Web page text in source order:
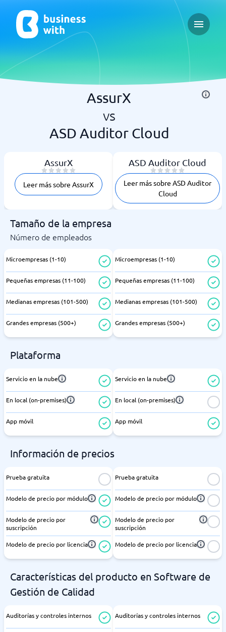
Open
AssurX
vs
ASD Auditor Cloud
AssurX
Leer más sobre AssurX
ASD Auditor Cloud
Leer más sobre ASD Auditor
Cloud
Tamaño de la empresa
Número de empleados
Microempresas (1-10)
Pequeñas empresas (11-100)
Medianas empresas (101-500)
Grandes empresas (500+)
Microempresas (1-10)
Pequeñas empresas (11-100)
Medianas empresas (101-500)
Grandes empresas (500+)
Plataforma
Servicio en la nube
En local (on-premises)
App móvil
Servicio en la nube
En local (on-premises)
App móvil
Información de precios
Prueba gratuita
Modelo de precio por módulo
Modelo de precio por
suscripción
Modelo de precio por licencia
Prueba gratuita
Modelo de precio por módulo
Modelo de precio por
suscripción
Modelo de precio por licencia
Características del producto en Software de
Gestión de Calidad
Auditorías y controles internos Auditorías y controles internos